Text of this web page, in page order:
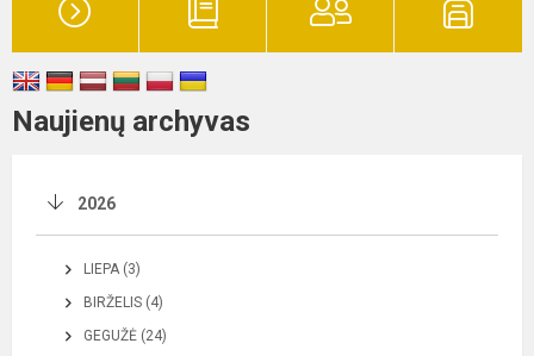
Naujienų archyvas
2026
LIEPA (3)
BIRŽELIS (4)
GEGUŽĖ (24)